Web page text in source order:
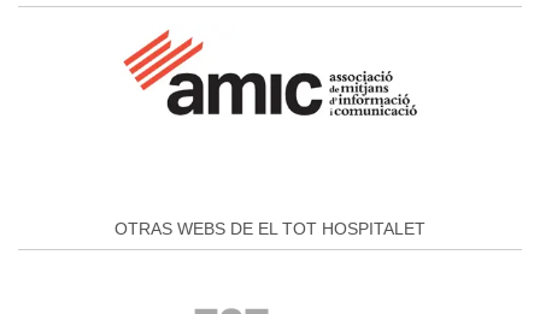
OTRAS WEBS DE EL TOT HOSPITALET